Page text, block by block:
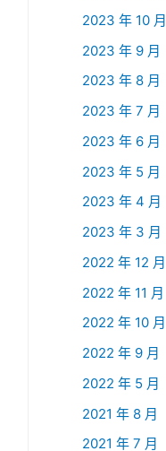
2023 年 10 月
2023 年 9 月
2023 年 8 月
2023 年 7 月
2023 年 6 月
2023 年 5 月
2023 年 4 月
2023 年 3 月
2022 年 12 月
2022 年 11 月
2022 年 10 月
2022 年 9 月
2022 年 5 月
2021 年 8 月
2021 年 7 月